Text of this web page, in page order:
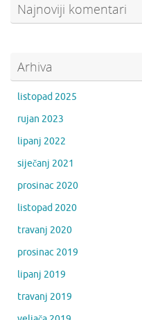
Najnoviji komentari
Arhiva
listopad 2025
rujan 2023
lipanj 2022
siječanj 2021
prosinac 2020
listopad 2020
travanj 2020
prosinac 2019
lipanj 2019
travanj 2019